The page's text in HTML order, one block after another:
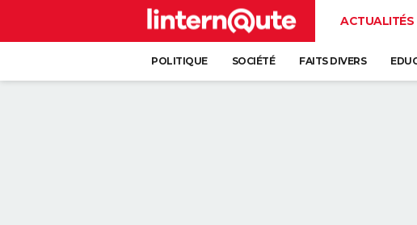
ACTUALITÉS
POLITIQUE SOCIÉTÉ FAITS DIVERS